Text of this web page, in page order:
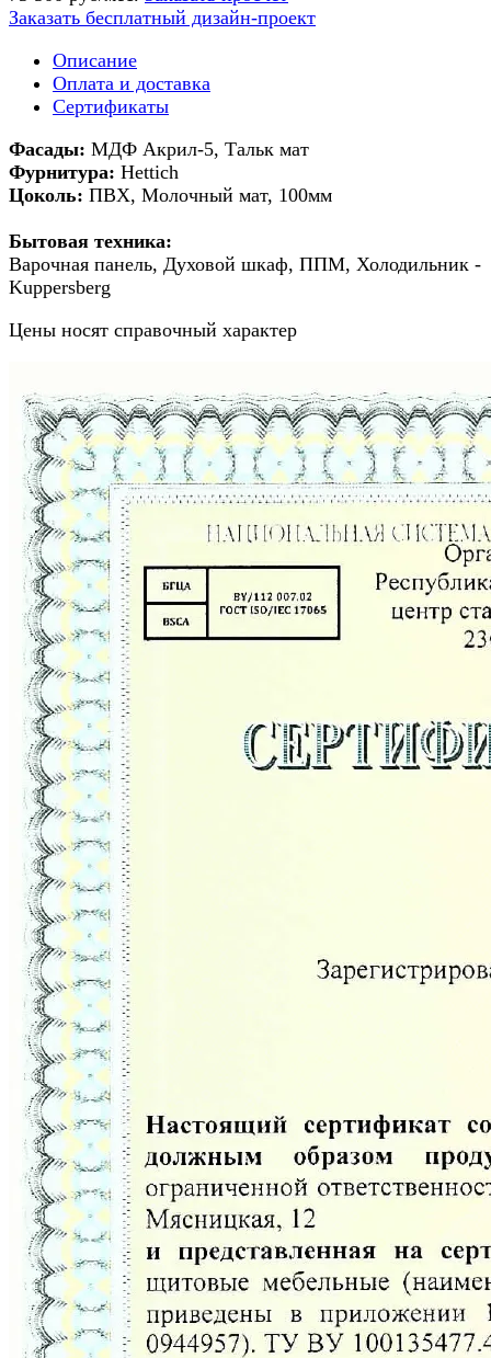
Заказать бесплатный дизайн-проект
Описание
Оплата и доставка
Сертификаты
Фасады: МДФ Акрил-5, Тальк мат
Фурнитура: Hettich
Цоколь: ПВХ, Молочный мат, 100мм
Бытовая техника:
Варочная панель, Духовой шкаф, ППМ, Холодильник -
Kuppersberg
Цены носят справочный характер